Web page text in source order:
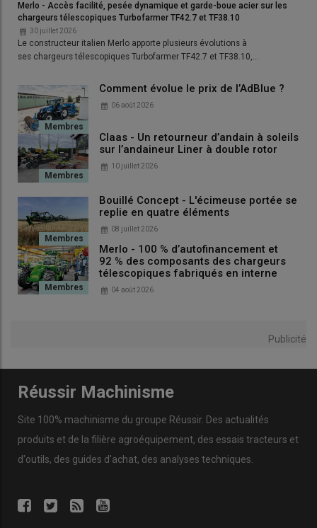
Merlo - Accès facilité, pesée dynamique et garde-boue acier sur les
chargeurs télescopiques Turbofarmer TF42.7 et TF38.10
30 juillet 2026
Le constructeur italien Merlo apporte plusieurs évolutions à
ses chargeurs télescopiques Turbofarmer TF42.7 et TF38.10,…
Comment évolue le prix de l’AdBlue ?
06 août 2026
Claas - Un retourneur d’andain à soleils
sur l’andaineur Liner à double rotor
10 juillet 2026
Bouillé Concept - L'écimeuse portée se
replie en quatre éléments
08 juillet 2026
Merlo - 100 % d’autofinancement et
92 % des composants des chargeurs
télescopiques fabriqués en interne
04 août 2026
Publicité
Réussir Machinisme
Site 100% machinisme du groupe Réussir. Des actualités
produits et de la filière agroéquipement, des essais tracteurs et
d'outils, des guides d'achat, des analyses techniques.